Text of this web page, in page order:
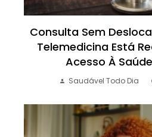
Consulta Sem
Telemedicina Está
Acesso À
Saudável Todo Dia